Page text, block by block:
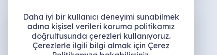
Daha iyi bir kullanıcı deneyimi sunabilmek
adına kişisel verileri koruma politikamız
doğrultusunda çerezleri kullanıyoruz.
Çerezlerle ilgili bilgi almak için Çerez